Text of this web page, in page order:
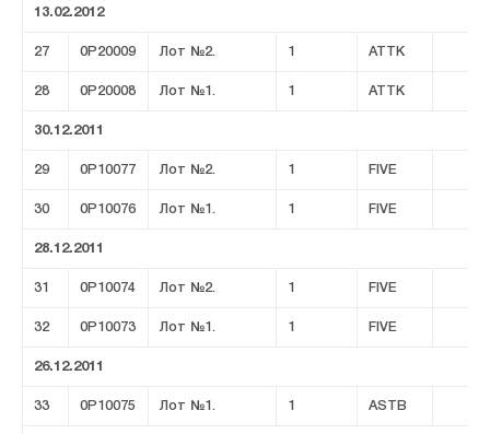
13.02.2012
27 0P20009 Лот №2. 1 ATTK
28 0P20008 Лот №1. 1 ATTK
30.12.2011
29 0P10077 Лот №2. 1 FIVE
30 0P10076 Лот №1. 1 FIVE
28.12.2011
31 0P10074 Лот №2. 1 FIVE
32 0P10073 Лот №1. 1 FIVE
26.12.2011
33 0P10075 Лот №1. 1 ASTB